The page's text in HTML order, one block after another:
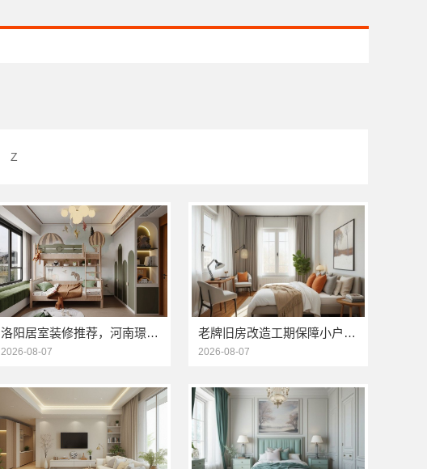
Z
洛阳居室装修推荐，河南璟臻环保建材有限公司口碑之选
2026-08-07
老牌旧房改造工期保障小户型信赖浙江臻美新型建材有限公司
2026-08-07